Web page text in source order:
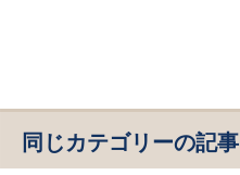
同じカテゴリーの記事